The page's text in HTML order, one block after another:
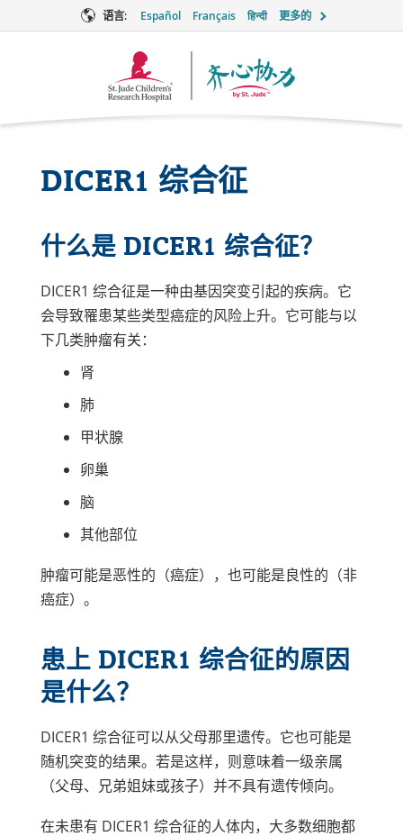
语言: Español Français हिन्दी 更多的
Together
DICER1 综合征
什么是 DICER1 综合征？
DICER1 综合征是一种由基因突变引起的疾病。它
会导致罹患某些类型癌症的风险上升。它可能与以
下几类肿瘤有关：
肾
肺
甲状腺
卵巢
脑
其他部位
肿瘤可能是恶性的（癌症），也可能是良性的（非
癌症）。
患上 DICER1 综合征的原因
是什么？
DICER1 综合征可以从父母那里遗传。它也可能是
随机突变的结果。若是这样，则意味着一级亲属
（父母、兄弟姐妹或孩子）并不具有遗传倾向。
在未患有 DICER1 综合征的人体内，大多数细胞都